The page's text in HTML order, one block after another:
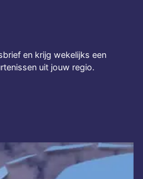
en krijg wekelijks een
uit jouw regio.